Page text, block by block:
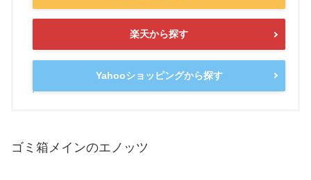
楽天から探す
Yahooショッピングから探す
ゴミ箱メインのエノッツ